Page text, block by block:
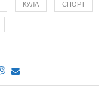
КУЛА СПОРТ